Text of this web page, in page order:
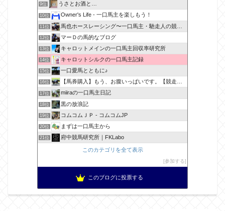
9位 うさとお酒と…
10位 Owner's Life - 一口馬主を楽しもう！
11位 馬也ホースレーシング〜一口馬主・馳走人の競馬備忘録〜
12位 マーＤの馬的なブログ
13位 キャロットメインの一口馬主回収率研究所
14位 キャロットシルクの一口馬主記録
15位 一口愛馬とともに♪
16位 【馬券購入】もう、お腹いっぱいです。【競走馬出資】
17位 miiraの一口馬主日記
18位 黒の放浪記
19位 コムコムＪＰ - コムコムJP
20位 まずは一口馬主から
21位 府中競馬研究所｜FKLabo
このカテゴリを全て表示
参加する
このブログに投票する